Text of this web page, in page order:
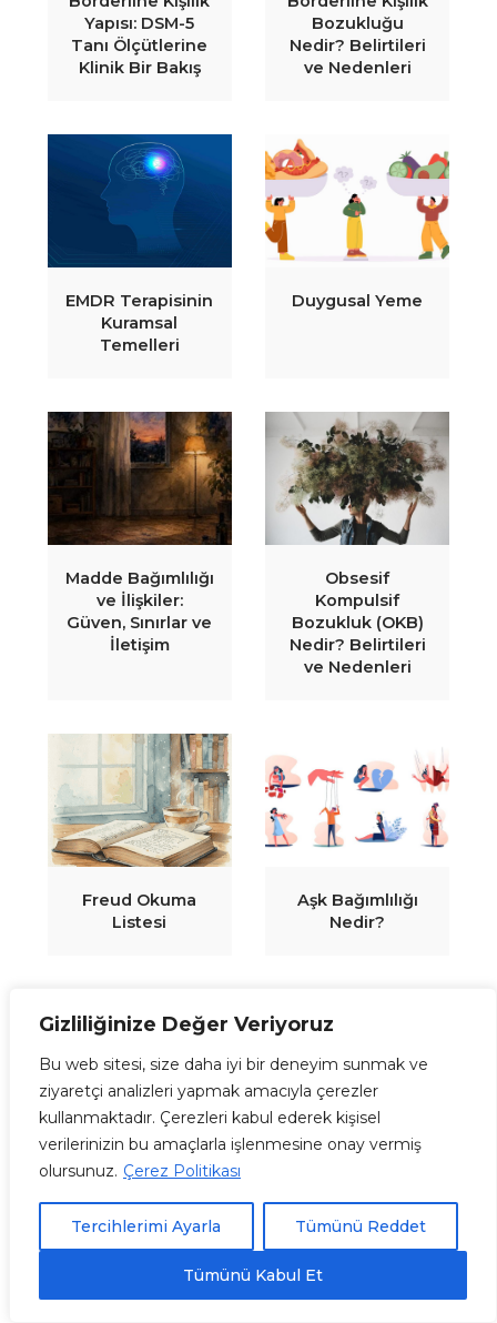
Gizliliğinize Değer Veriyoruz
Bu web sitesi, size daha iyi bir deneyim sunmak ve
ziyaretçi analizleri yapmak amacıyla çerezler
kullanmaktadır. Çerezleri kabul ederek kişisel
verilerinizin bu amaçlarla işlenmesine onay vermiş
olursunuz. Çerez Politikası
Tercihlerimi Ayarla Tümünü Reddet
Tümünü Kabul Et
Yapısı: DSM-5
Tanı Ölçütlerine
Klinik Bir Bakış
Bozukluğu
Nedir? Belirtileri
ve Nedenleri
EMDR Terapisinin
Kuramsal
Temelleri
Duygusal Yeme
Madde Bağımlılığı
ve İlişkiler:
Güven, Sınırlar ve
İletişim
Obsesif
Kompulsif
Bozukluk (OKB)
Nedir? Belirtileri
ve Nedenleri
Freud Okuma
Listesi
Aşk Bağımlılığı
Nedir?
Göçün Psikolojik
Etkileri Nelerdir?
Çocukluk Çağı
Yetişkinlikteki
Etkileri